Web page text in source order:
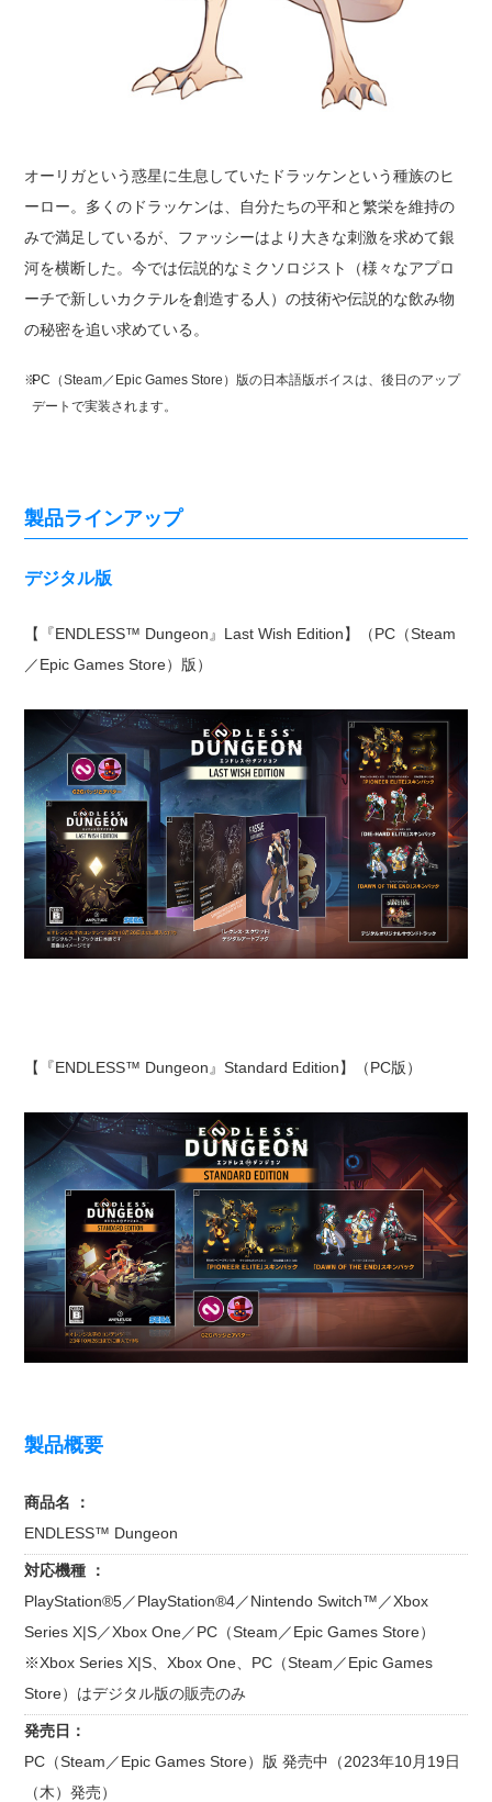
オーリガという惑星に生息していたドラッケンという種族のヒ
ーロー。多くのドラッケンは、自分たちの平和と繁栄を維持の
みで満足しているが、ファッシーはより大きな刺激を求めて銀
河を横断した。今では伝説的なミクソロジスト（様々なアプロ
ーチで新しいカクテルを創造する人）の技術や伝説的な飲み物
の秘密を追い求めている。
※PC（Steam／Epic Games Store）版の日本語版ボイスは、後日のアップ
デートで実装されます。
製品ラインアップ
デジタル版
【『ENDLESS™ Dungeon』Last Wish Edition】（PC（Steam
／Epic Games Store）版）
【『ENDLESS™ Dungeon』Standard Edition】（PC版）
製品概要
商品名 ：
ENDLESS™ Dungeon
対応機種 ：
PlayStation®5／PlayStation®4／Nintendo Switch™／Xbox
Series X|S／Xbox One／PC（Steam／Epic Games Store）
※Xbox Series X|S、Xbox One、PC（Steam／Epic Games
Store）はデジタル版の販売のみ
発売日：
PC（Steam／Epic Games Store）版 発売中（2023年10月19日
（木）発売）